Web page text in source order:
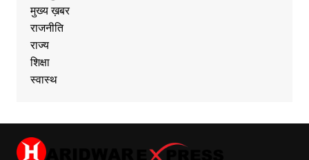
मुख्य ख़बर
राजनीति
राज्य
शिक्षा
स्वास्थ